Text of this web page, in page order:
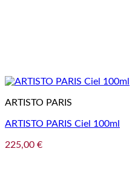
ARTISTO PARIS
ARTISTO PARIS Ciel 100ml
225,00 €